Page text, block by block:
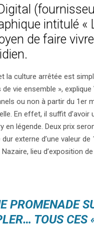
intitulé «
de faire
la culture arrêtée est
vie ensemble », explique
ou non à partir du 1er
En effet, il suffit d’avoir
légende. Deux prix
externe d’une valeur
lieu d’exposition
PROMENADE
TOUS CES